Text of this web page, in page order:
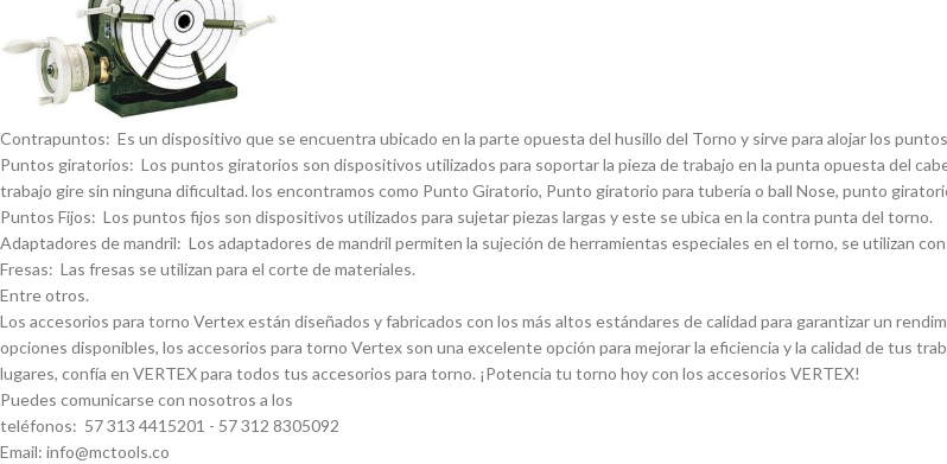
Contrapuntos: Es un dispositivo que se encuentra ubicado en la parte opuesta del husillo del Torno y sirve para alojar los
Puntos giratorios: Los puntos giratorios son dispositivos utilizados para soportar la pieza de trabajo en la punta opuesta del
trabajo gire sin ninguna dificultad. los encontramos como Punto Giratorio, Punto giratorio para tuberí­a o ball Nose, punto
Puntos Fijos: Los puntos fijos son dispositivos utilizados para sujetar piezas largas y este se ubica en la contra punta del torno.
Adaptadores de mandril: Los adaptadores de mandril permiten la sujeción de herramientas especiales en el torno, se utilizan
Fresas: Las fresas se utilizan para el corte de materiales.
Entre otros.
Los accesorios para torno Vertex están diseñados y fabricados con los más altos estándares de calidad para garantizar un
opciones disponibles, los accesorios para torno Vertex son una excelente opción para mejorar la eficiencia y la calidad de tus
lugares, confí­a en VERTEX para todos tus accesorios para torno. ¡Potencia tu torno hoy con los accesorios VERTEX!
Puedes comunicarse con nosotros a los
teléfonos: 57 313 4415201 - 57 312 8305092
Email: info@mctools.co